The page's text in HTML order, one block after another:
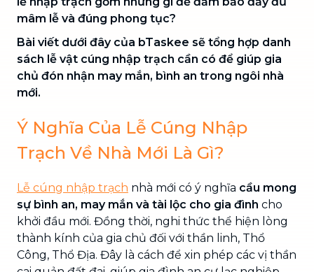
mâm lễ và đúng phong tục?
Bài viết dưới đây của bTaskee sẽ tổng hợp danh
sách lễ vật cúng nhập trạch cần có để giúp gia
chủ đón nhận may mắn, bình an trong ngôi nhà
mới.
Ý Nghĩa Của Lễ Cúng Nhập
Trạch Về Nhà Mới Là Gì?
Lễ cúng nhập trạch nhà mới có ý nghĩa cầu mong
sự bình an, may mắn và tài lộc cho gia đình cho
khởi đầu mới. Đồng thời, nghi thức thể hiện lòng
thành kính của gia chủ đối với thần linh, Thổ
Công, Thổ Địa. Đây là cách để xin phép các vị thần